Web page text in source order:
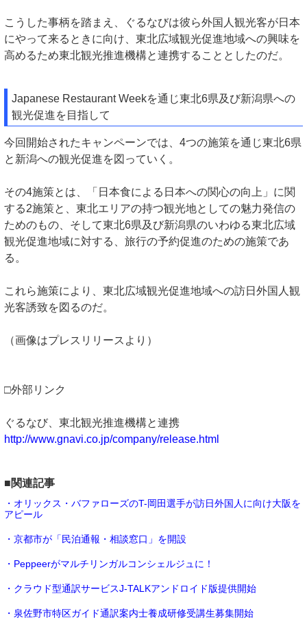
こうした事柄を踏まえ、ぐるなびは彼ら外国人観光客が日本
にやって来るときに向け、東北広域観光促進地域への興味を
高めるため東北観光推進機構と連携することとしたのだ。
Japanese Restaurant Weekを通じ東北6県及び新潟県への
観光促進を目指して
今回開始されたキャンペーンでは、4つの施策を通じ東北6県
と新潟への観光促進を図っていく。
その4施策とは、「日本食による日本への関心の向上」に関
する2施策と、東北エリアの持つ観光地としての魅力発信の
ためのもの、そして東北6県及び新潟県のいわゆる東北広域
観光促進地域に対する、旅行の予約促進のための施策であ
る。
これら施策により、東北広域観光促進地域への訪日外国人観
光客誘致を図るのだ。
（画像はプレスリリースより）
□外部リンク
ぐるなび、東北観光推進機構と連携
http://www.gnavi.co.jp/company/release.html
■関連記事
・オリックス・バファローズのT-岡田選手が訪日外国人に向け大阪を
アピール
・京都市が「民泊通報・相談窓口」を開設
・Peppeerがマルチリンガルコンシェルジュに！
・クラウド型通訳サービスJ-TALKアンドロイド版提供開始
・泉佐野市特区ガイド通訳案内士養成研修受講生募集開始